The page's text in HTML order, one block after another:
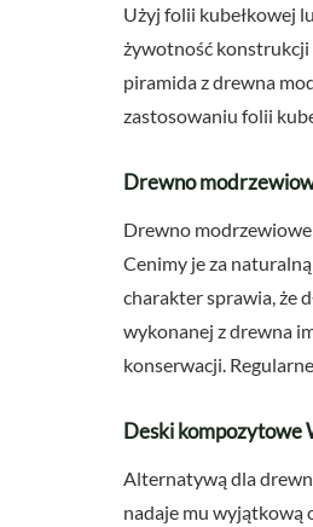
Użyj folii kubełkowej
żywotność konstrukcji
piramida z drewna
zastosowaniu folii
Drewno
Drewno
Cenimy je za
charakter sprawia, że
wykonanej z drewna
konserwacji.
Deski kompozytowe
Alternatywą dla
nadaje mu wyjątkową